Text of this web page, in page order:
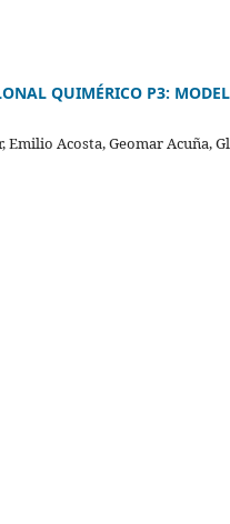
QUIMÉRICO P3:
Emilio Acosta, Geomar Acuña,